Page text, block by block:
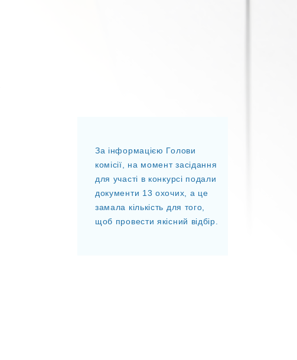
За інформацією Голови
комісії, на момент засідання
для участі в конкурсі подали
документи 13 охочих, а це
замала кількість для того,
щоб провести якісний відбір.